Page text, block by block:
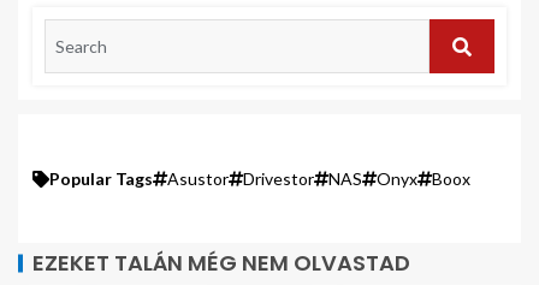
Popular Tags Asustor Drivestor NAS Onyx Boox
EZEKET TALÁN MÉG NEM OLVASTAD